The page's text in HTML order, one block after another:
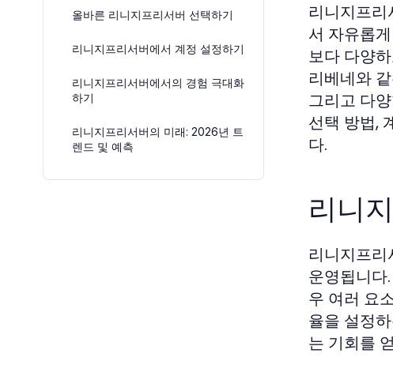
올바른 리니지프리서버 선택하기
리니지프리서버에서 계정 설정하기
리니지프리서버에서의 경험 극대화
하기
리니지프리서버의 미래: 2026년 트
렌드 및 예측
리니지프
서 자유롭
보다 다양
리베네와
그리고 다
선택 방법,
다.
리니
리니지프
운영됩니다
우 여러 요
율을 설정
는 기회를